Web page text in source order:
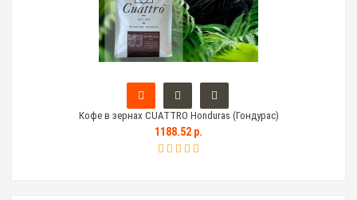
Кофе в зернах CUATTRO Honduras (Гондурас)
1188.52 р.